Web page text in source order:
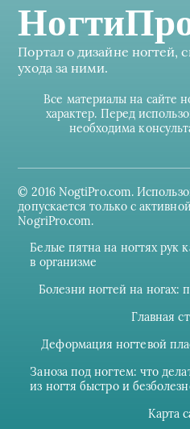
Портал о дизайне ногтей,
ухода за ними.
Все материалы на сайте
характер. Перед
необходима
© 2016 NogtiPro.com.
допускается только с
NogriPro.com.
Белые пятна на ногтях рук
в организме
Болезни ногтей на ногах:
Главная
Деформация ногтевой
Заноза под ногтем: что
из ногтя быстро и
Карта